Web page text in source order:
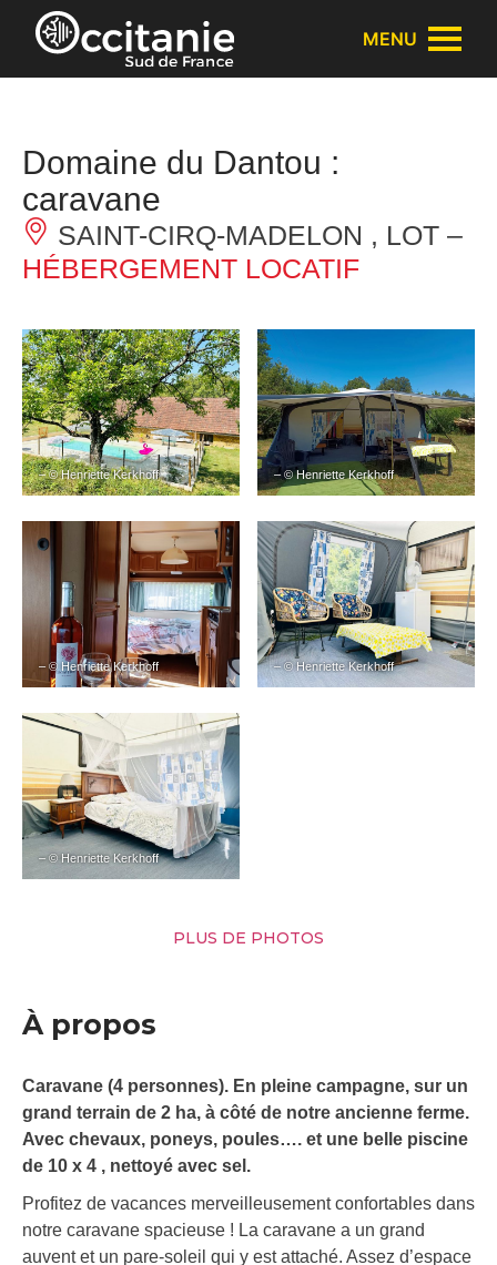
Panneau de gestion des cookies
MENU
Domaine du Dantou :
caravane
SAINT-CIRQ-MADELON , LOT –
HÉBERGEMENT LOCATIF
– © Henriette Kerkhoff – © Henriette Kerkhoff
– © Henriette Kerkhoff – © Henriette Kerkhoff
– © Henriette Kerkhoff
PLUS DE PHOTOS
À propos
Caravane (4 personnes). En pleine campagne, sur un
grand terrain de 2 ha, à côté de notre ancienne ferme.
Avec chevaux, poneys, poules…. et une belle piscine
de 10 x 4 , nettoyé avec sel.
Profitez de vacances merveilleusement confortables dans
notre caravane spacieuse ! La caravane a un grand
auvent et un pare-soleil qui y est attaché. Assez d’espace